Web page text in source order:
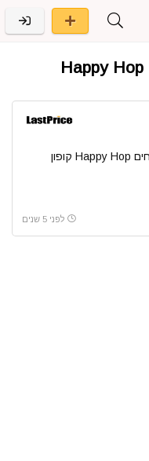
בתי משחק ומתנפחים Happy Hop קופון
לפני 5 שנים